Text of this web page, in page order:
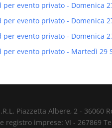
per evento privato - Domenica
per evento privato - Domenica
per evento privato - Domenica
per evento privato - Martedì 29
S.R.L. Piazzetta Albere, 2 -
registro imprese: VI - 267869